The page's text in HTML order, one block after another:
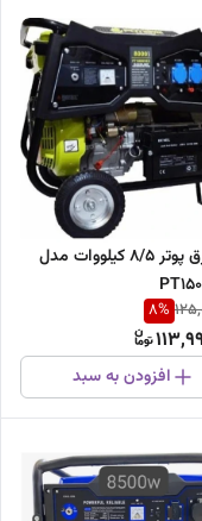
موتوربرق پوتر 8/5 کیلووات مدل
8%
افزودن به سبد